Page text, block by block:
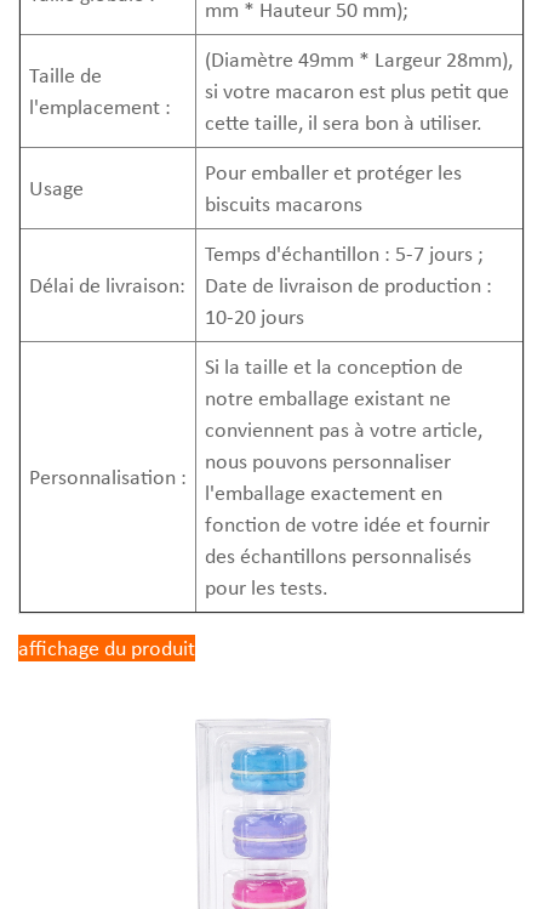
mm * Hauteur 50 mm);
Taille de
l'emplacement :
(Diamètre 49mm * Largeur 28mm),
si votre macaron est plus petit que
cette taille, il sera bon à utiliser.
Usage
Pour emballer et protéger les
biscuits macarons
Délai de livraison:
Temps d'échantillon : 5-7 jours ;
Date de livraison de production :
10-20 jours
Personnalisation :
Si la taille et la conception de
notre emballage existant ne
conviennent pas à votre article,
nous pouvons personnaliser
l'emballage exactement en
fonction de votre idée et fournir
des échantillons personnalisés
pour les tests.
affichage du produit